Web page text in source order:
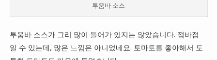
투움바 소스
투움바 소스가 그리 많이 들어가 있지는 않았습니다. 점바점
일 수 있는데, 많은 느낌은 아니었네요. 토마토를 좋아해서 도